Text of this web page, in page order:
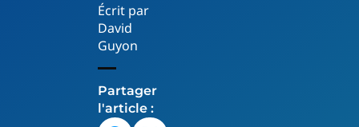
Écrit par
David
Guyon
Partager
l'article :